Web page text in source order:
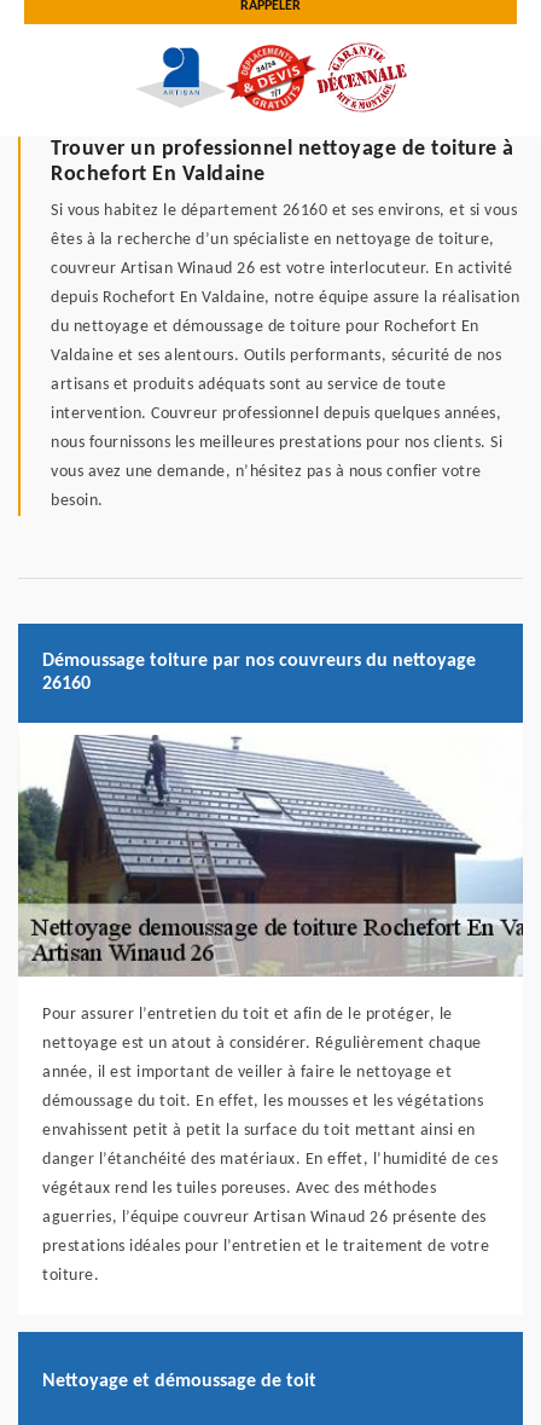
Trouver un professionnel nettoyage de toiture à
Rochefort En Valdaine
Si vous habitez le département 26160 et ses environs, et si vous
êtes à la recherche d’un spécialiste en nettoyage de toiture,
couvreur Artisan Winaud 26 est votre interlocuteur. En activité
depuis Rochefort En Valdaine, notre équipe assure la réalisation
du nettoyage et démoussage de toiture pour Rochefort En
Valdaine et ses alentours. Outils performants, sécurité de nos
artisans et produits adéquats sont au service de toute
intervention. Couvreur professionnel depuis quelques années,
nous fournissons les meilleures prestations pour nos clients. Si
vous avez une demande, n’hésitez pas à nous confier votre
besoin.
Démoussage toiture par nos couvreurs du nettoyage
26160
Pour assurer l’entretien du toit et afin de le protéger, le
nettoyage est un atout à considérer. Régulièrement chaque
année, il est important de veiller à faire le nettoyage et
démoussage du toit. En effet, les mousses et les végétations
envahissent petit à petit la surface du toit mettant ainsi en
danger l’étanchéité des matériaux. En effet, l’humidité de ces
végétaux rend les tuiles poreuses. Avec des méthodes
aguerries, l’équipe couvreur Artisan Winaud 26 présente des
prestations idéales pour l’entretien et le traitement de votre
toiture.
Nettoyage et démoussage de toit